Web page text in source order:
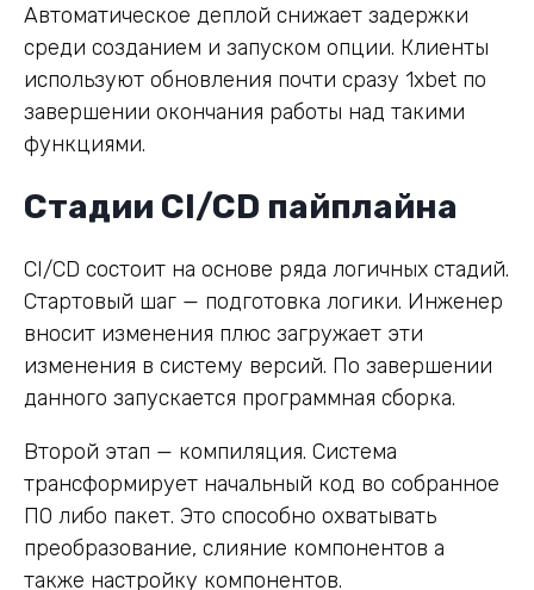
Автоматическое деплой снижает задержки
среди созданием и запуском опции. Клиенты
используют обновления почти сразу 1xbet по
завершении окончания работы над такими
функциями.
Стадии CI/CD пайплайна
CI/CD состоит на основе ряда логичных стадий.
Стартовый шаг — подготовка логики. Инженер
вносит изменения плюс загружает эти
изменения в систему версий. По завершении
данного запускается программная сборка.
Второй этап — компиляция. Система
трансформирует начальный код во собранное
ПО либо пакет. Это способно охватывать
преобразование, слияние компонентов а
также настройку компонентов.